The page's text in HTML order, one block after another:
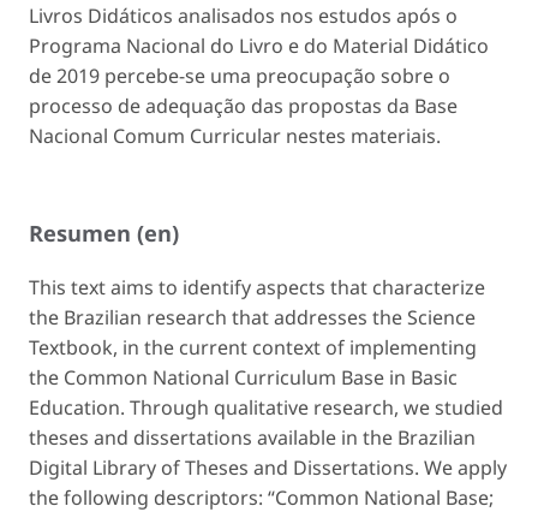
Livros Didáticos analisados nos estudos após o
Programa Nacional do Livro e do Material Didático
de 2019 percebe-se uma preocupação sobre o
processo de adequação das propostas da Base
Nacional Comum Curricular nestes materiais.
Resumen (en)
This text aims to identify aspects that characterize
the Brazilian research that addresses the Science
Textbook, in the current context of implementing
the Common National Curriculum Base in Basic
Education. Through qualitative research, we studied
theses and dissertations available in the Brazilian
Digital Library of Theses and Dissertations. We apply
the following descriptors: “Common National Base;